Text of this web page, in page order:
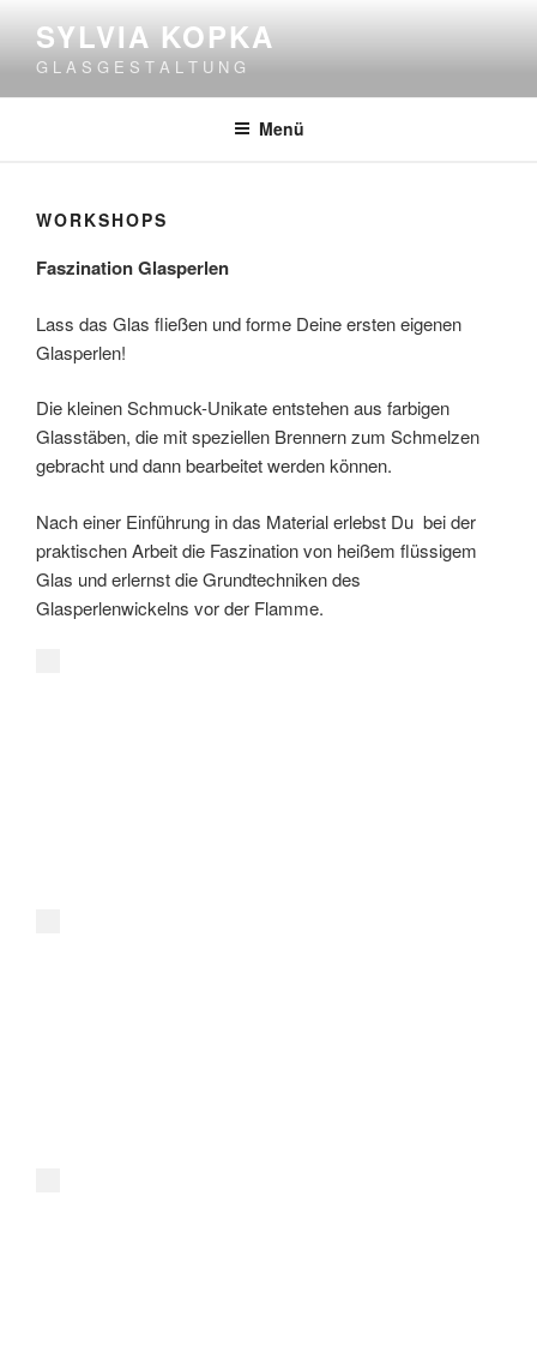
Inhalt
springen
SYLVIA KOPKA
G L A S G E S T A L T U N G
Menü
WORKSHOPS
Faszination Glasperlen
Lass das Glas fließen und forme Deine ersten eigenen
Glasperlen!
Die kleinen Schmuck-Unikate entstehen aus farbigen
Glasstäben, die mit speziellen Brennern zum Schmelzen
gebracht und dann bearbeitet werden können.
Nach einer Einführung in das Material erlebst Du bei der
praktischen Arbeit die Faszination von heißem flüssigem
Glas und erlernst die Grundtechniken des
Glasperlenwickelns vor der Flamme.